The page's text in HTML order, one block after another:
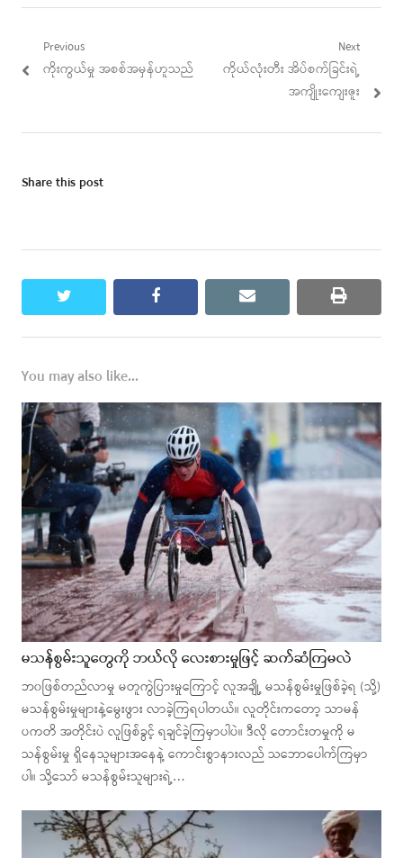
Post
navigation
Previous
Previous
ကိုးကွယ်မှု အစစ်အမှန်ဟူသည်
Next
Next
ကိုယ်လုံးတီး အိပ်စက်ခြင်းရဲ့
အကျိုးကျေးဇူး
Share this post
twitter facebook email print
You may also like...
မသန်စွမ်းသူတွေကို ဘယ်လို လေးစားမှုဖြင့် ဆက်ဆံကြမလဲ
ဘ၀ဖြစ်တည်လာမှု မတူကွဲပြားမှုကြောင့် လူအချို့ မသန်စွမ်းမှုဖြစ်ခဲ့ရ (သို့)
မသန်စွမ်းမှုများနဲ့မွေးဖွား လာခဲ့ကြရပါတယ်။ လူတိုင်းကတော့ သာမန်
ပကတိ အတိုင်းပဲ လူဖြစ်ခွင့် ရချင်ခဲ့ကြမှာပါပဲ။ ဒီလို တောင်းတမှုကို မ
သန်စွမ်းမှု ရှိနေသူများအနေနဲ့ ကောင်းစွာနားလည် သဘောပေါက်ကြမှာ
ပါ။ သို့သော် မသန်စွမ်းသူများရဲ့…